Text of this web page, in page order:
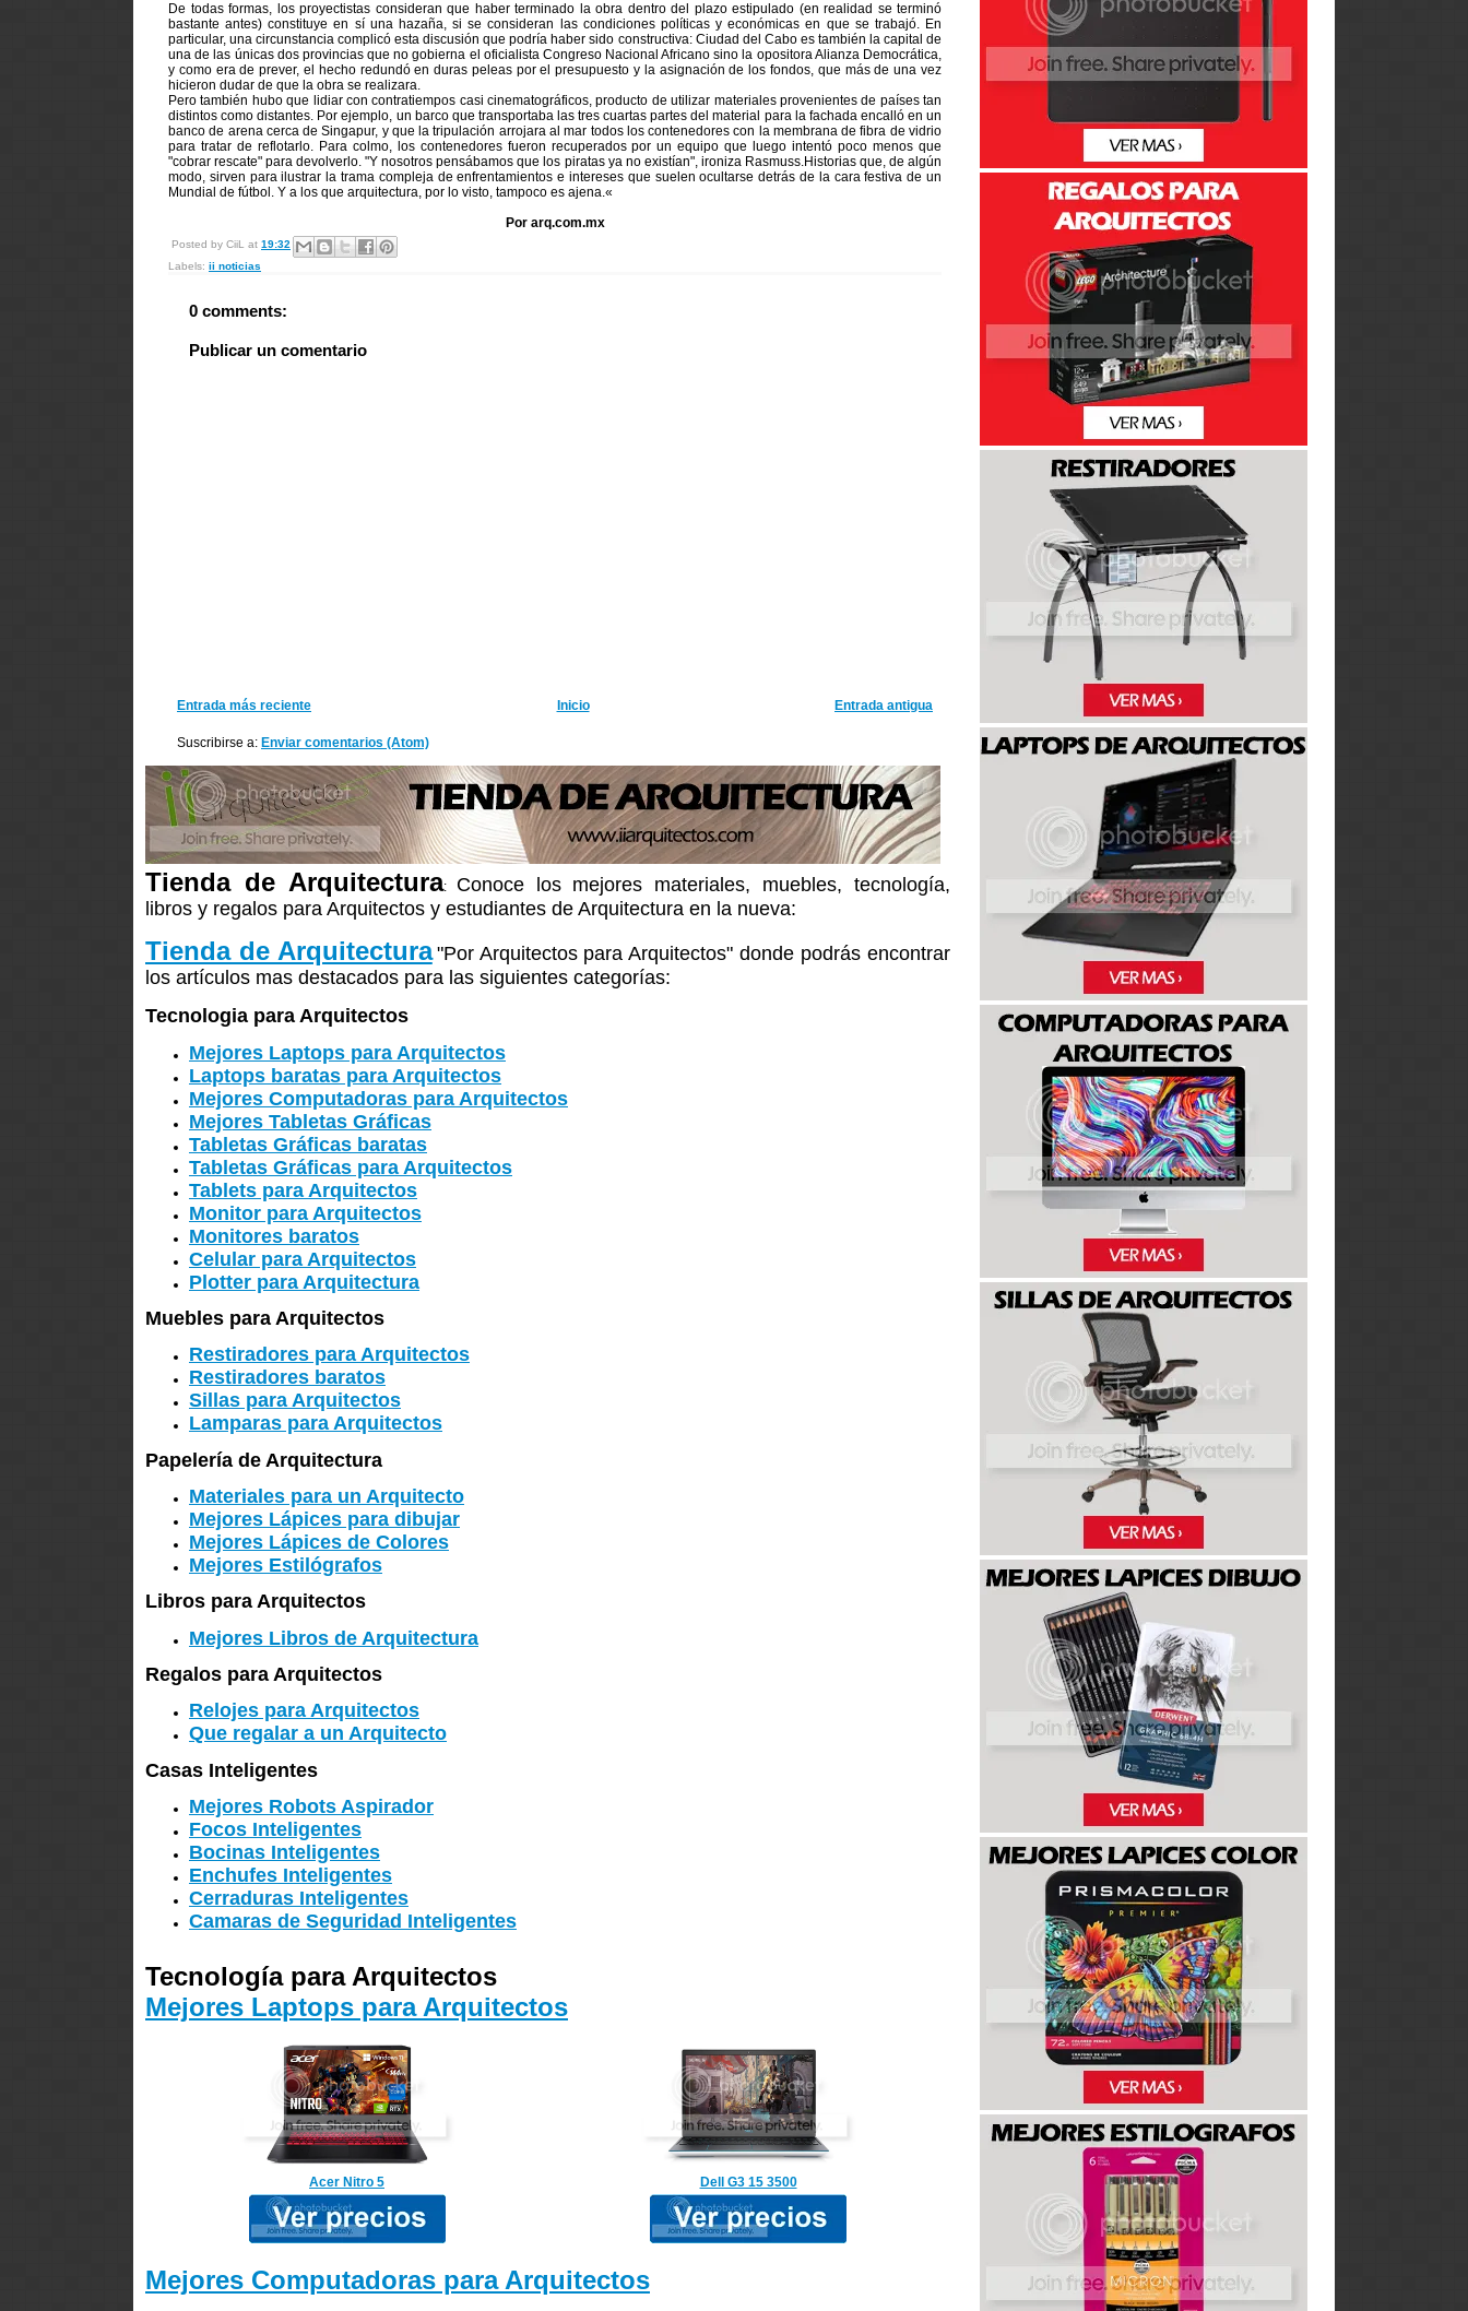
De todas formas, los proyectistas consideran que haber terminado la obra dentro del plazo estipulado (en realidad se terminó
bastante antes) constituye en sí una hazaña, si se consideran las condiciones políticas y económicas en que se trabajó. En
particular, una circunstancia complicó esta discusión que podría haber sido constructiva: Ciudad del Cabo es también la capital de
una de las únicas dos provincias que no gobierna el oficialista Congreso Nacional Africano sino la opositora Alianza Democrática,
y como era de prever, el hecho redundó en duras peleas por el presupuesto y la asignación de los fondos, que más de una vez
hicieron dudar de que la obra se realizara.
Pero también hubo que lidiar con contratiempos casi cinematográficos, producto de utilizar materiales provenientes de países tan
distintos como distantes. Por ejemplo, un barco que transportaba las tres cuartas partes del material para la fachada encalló en un
banco de arena cerca de Singapur, y que la tripulación arrojara al mar todos los contenedores con la membrana de fibra de vidrio
para tratar de reflotarlo. Para colmo, los contenedores fueron recuperados por un equipo que luego intentó poco menos que
"cobrar rescate" para devolverlo. "Y nosotros pensábamos que los piratas ya no existían", ironiza Rasmuss.Historias que, de algún
modo, sirven para ilustrar la trama compleja de enfrentamientos e intereses que suelen ocultarse detrás de la cara festiva de un
Mundial de fútbol. Y a los que arquitectura, por lo visto, tampoco es ajena.«
Por arq.com.mx
Posted by CiiL at 19:32
Labels: ii noticias
0 comments:
Publicar un comentario
Entrada más reciente Entrada antigua
Inicio
Suscribirse a: Enviar comentarios (Atom)
Tienda de Arquitectura: Conoce los mejores materiales, muebles, tecnología,
libros y regalos para Arquitectos y estudiantes de Arquitectura en la nueva:
Tienda de Arquitectura "Por Arquitectos para Arquitectos" donde podrás encontrar
los artículos mas destacados para las siguientes categorías:
Tecnologia para Arquitectos
Mejores Laptops para Arquitectos
Laptops baratas para Arquitectos
Mejores Computadoras para Arquitectos
Mejores Tabletas Gráficas
Tabletas Gráficas baratas
Tabletas Gráficas para Arquitectos
Tablets para Arquitectos
Monitor para Arquitectos
Monitores baratos
Celular para Arquitectos
Plotter para Arquitectura
Muebles para Arquitectos
Restiradores para Arquitectos
Restiradores baratos
Sillas para Arquitectos
Lamparas para Arquitectos
Papelería de Arquitectura
Materiales para un Arquitecto
Mejores Lápices para dibujar
Mejores Lápices de Colores
Mejores Estilógrafos
Libros para Arquitectos
Mejores Libros de Arquitectura
Regalos para Arquitectos
Relojes para Arquitectos
Que regalar a un Arquitecto
Casas Inteligentes
Mejores Robots Aspirador
Focos Inteligentes
Bocinas Inteligentes
Enchufes Inteligentes
Cerraduras Inteligentes
Camaras de Seguridad Inteligentes
Tecnología para Arquitectos
Mejores Laptops para Arquitectos
Acer Nitro 5 Dell G3 15 3500
Mejores Computadoras para Arquitectos